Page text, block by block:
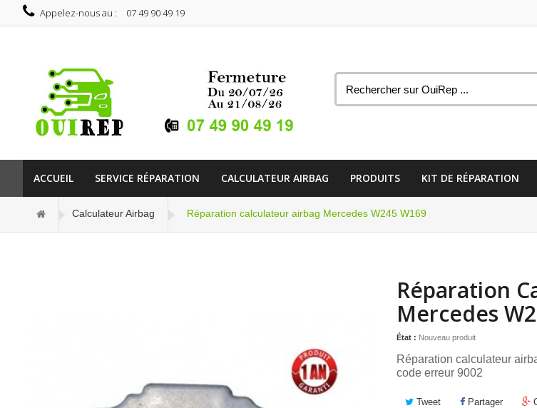
Appelez-nous au : 07 49 90 49 19
ACCUEIL SERVICE RÉPARATION CALCULATEUR AIRBAG PRODUITS KIT DE RÉPARATION
Calculateur Airbag Réparation calculateur airbag Mercedes W245 W169
Réparation
Mercedes
État : Nouveau produit
Réparation calculateur
code erreur 9002
Tweet Partager